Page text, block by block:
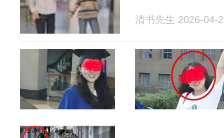
清书先生 2026-04-